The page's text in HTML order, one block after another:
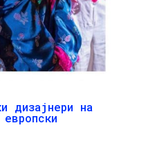
дизајнери на